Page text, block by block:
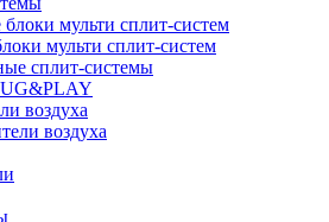
мульти сплит-систем
мульти сплит-систем
сплит-системы
воздуха
воздуха